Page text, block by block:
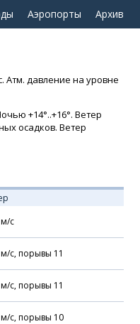
Аэропорты Архив
Атм. давление на уровне
+14°..+16°. Ветер
осадков. Ветер
м/с
м/с, порывы 11
м/с, порывы 11
м/с, порывы 10